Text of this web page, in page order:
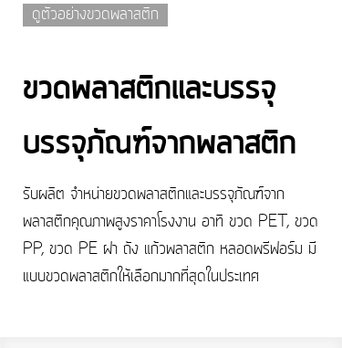
ดูตัวอย่างขวดพลาสติก
ขวดพลาสติกและบรรจุ
บรรจุภัณฑ์จากพลาสติก
รับผลิต จำหน่ายขวดพลาสติกและบรรจุภัณฑ์จาก
พลาสติกคุณภาพสูงราคาโรงงาน อาทิ ขวด PET, ขวด
PP, ขวด PE ฝา ถัง แก้วพลาสติก หลอดพรีฟอร์ม มี
แบบขวดพลาสติกให้เลือกมากที่สุดในประเทศ